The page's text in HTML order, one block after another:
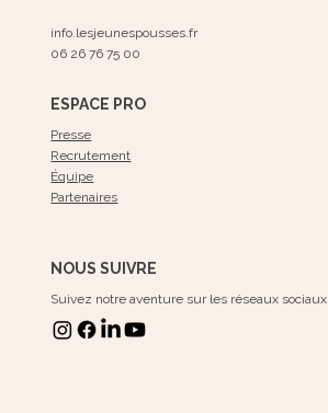
info.lesjeunespousses.fr
06 26 76 75 00
ESPACE PRO
Presse
Recrutement
Équipe
Partenaires
NOUS SUIVRE
Suivez notre aventure sur les réseaux sociaux